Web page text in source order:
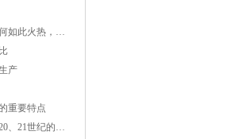
碳纤维资讯：碳纤维为何如此火热，看一
产
重要特点
碳纤维资讯：碳纤维在20、21世纪的发展